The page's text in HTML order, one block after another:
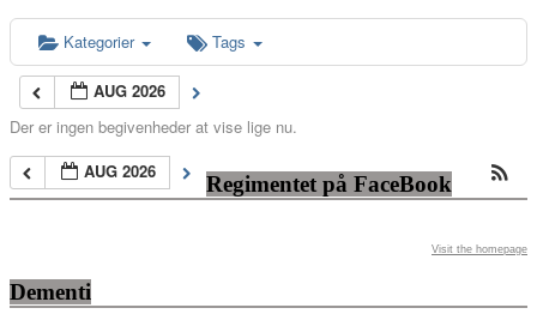
Kategorier Tags
AUG 2026
Der er ingen begivenheder at vise lige nu.
AUG 2026
Regimentet på FaceBook
Visit the homepage
Dementi